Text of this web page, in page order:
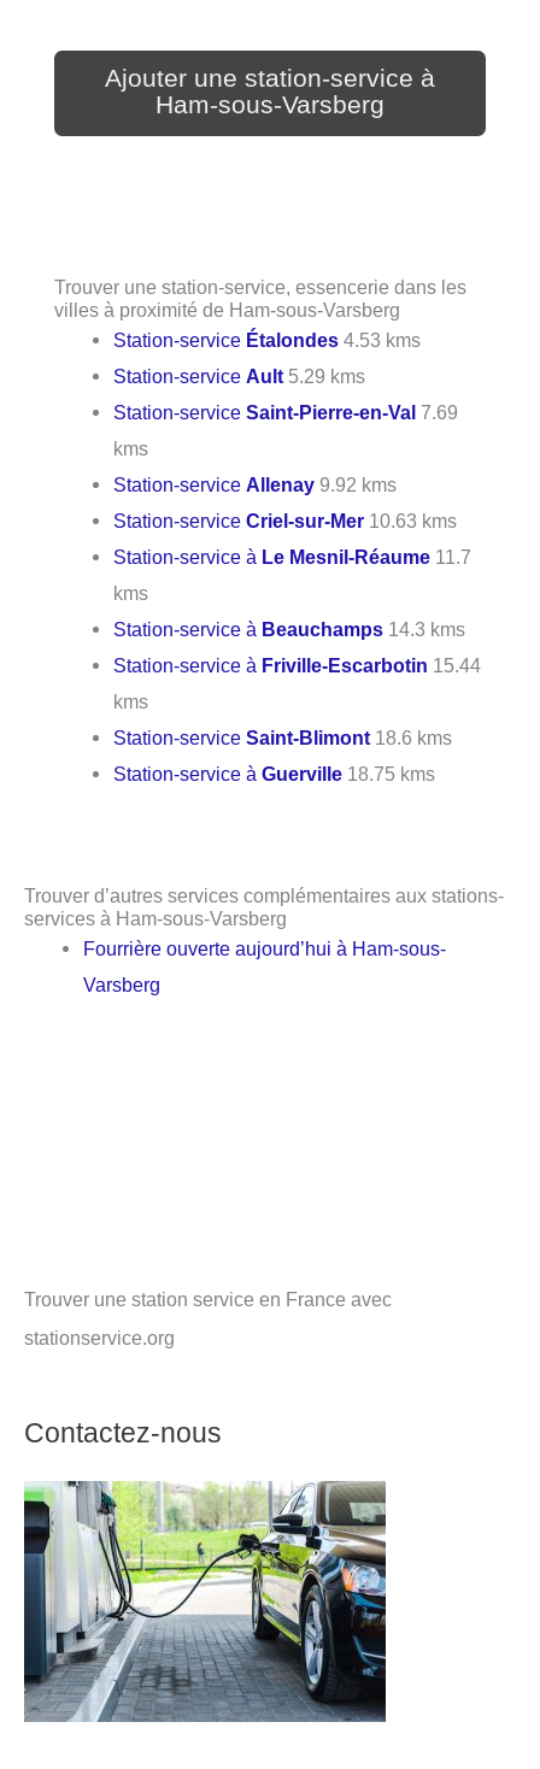
Ajouter une station-service à
Ham-sous-Varsberg
Trouver une station-service, essencerie dans les
villes à proximité de Ham-sous-Varsberg
Station-service Étalondes 4.53 kms
Station-serviceAult 5.29 kms
Station-serviceSaint-Pierre-en-Val 7.69
kms
Station-serviceAllenay 9.92 kms
Station-serviceCriel-sur-Mer 10.63 kms
Station-service à Le Mesnil-Réaume 11.7
kms
Station-service à Beauchamps 14.3 kms
Station-service à Friville-Escarbotin 15.44
kms
Station-serviceSaint-Blimont 18.6 kms
Station-service àGuerville 18.75 kms
Trouver d’autres services complémentaires aux stations-
services à Ham-sous-Varsberg
Fourrière ouverte aujourd’hui à Ham-sous-
Varsberg
Trouver une station service en France avec
stationservice.org
Contactez-nous